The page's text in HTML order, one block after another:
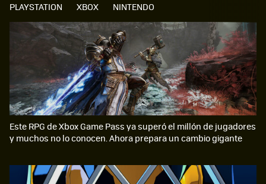
PLAYSTATION XBOX NINTENDO
Este RPG de Xbox Game Pass ya superó el millón de jugadores
y muchos no lo conocen. Ahora prepara un cambio gigante